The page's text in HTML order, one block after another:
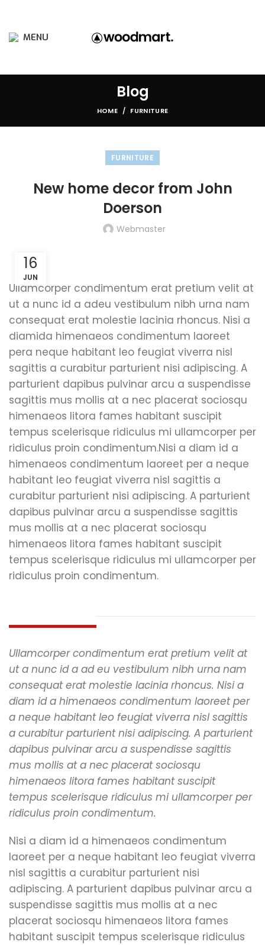
MENU
Blog
HOME FURNITURE
FURNITURE
New home decor from John
Doerson
Webmaster
16
JUN
Ullamcorper condimentum erat pretium velit at
ut a nunc id a adeu vestibulum nibh urna nam
consequat erat molestie lacinia rhoncus. Nisi a
diamida himenaeos condimentum laoreet
pera neque habitant leo feugiat viverra nisl
sagittis a curabitur parturient nisi adipiscing. A
parturient dapibus pulvinar arcu a suspendisse
sagittis mus mollis at a nec placerat sociosqu
himenaeos litora fames habitant suscipit
tempus scelerisque ridiculus mi ullamcorper per
ridiculus proin condimentum.Nisi a diam id a
himenaeos condimentum laoreet per a neque
habitant leo feugiat viverra nisl sagittis a
curabitur parturient nisi adipiscing. A parturient
dapibus pulvinar arcu a suspendisse sagittis
mus mollis at a nec placerat sociosqu
himenaeos litora fames habitant suscipit
tempus scelerisque ridiculus mi ullamcorper per
ridiculus proin condimentum.
Ullamcorper condimentum erat pretium velit at
ut a nunc id a ad eu vestibulum nibh urna nam
consequat erat molestie lacinia rhoncus. Nisi a
diam id a himenaeos condimentum laoreet per
a neque habitant leo feugiat viverra nisl sagittis
a curabitur parturient nisi adipiscing. A parturient
dapibus pulvinar arcu a suspendisse sagittis
mus mollis at a nec placerat sociosqu
himenaeos litora fames habitant suscipit
tempus scelerisque ridiculus mi ullamcorper per
ridiculus proin condimentum.
Nisi a diam id a himenaeos condimentum
laoreet per a neque habitant leo feugiat viverra
nisl sagittis a curabitur parturient nisi
adipiscing. A parturient dapibus pulvinar arcu a
suspendisse sagittis mus mollis at a nec
placerat sociosqu himenaeos litora fames
habitant suscipit tempus scelerisque ridiculus